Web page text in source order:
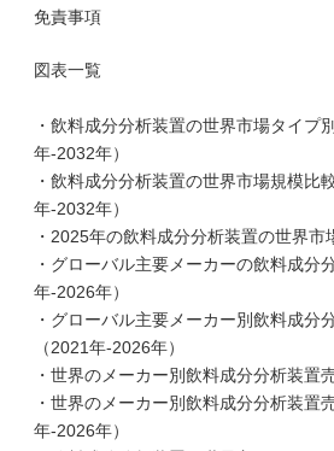
免責事項
図表一覧
・飲料成分分析装置の世界市場タイプ
年-2032年）
・飲料成分分析装置の世界市場規模比
年-2032年）
・2025年の飲料成分分析装置の世界市
・グローバル主要メーカーの飲料成分
年-2026年）
・グローバル主要メーカー別飲料成分
（2021年-2026年）
・世界のメーカー別飲料成分分析装置
・世界のメーカー別飲料成分分析装置
年-2026年）